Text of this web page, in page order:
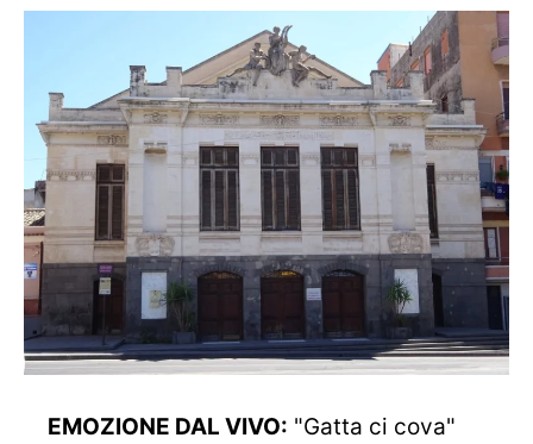
EMOZIONE DAL VIVO: "Gatta ci cova"